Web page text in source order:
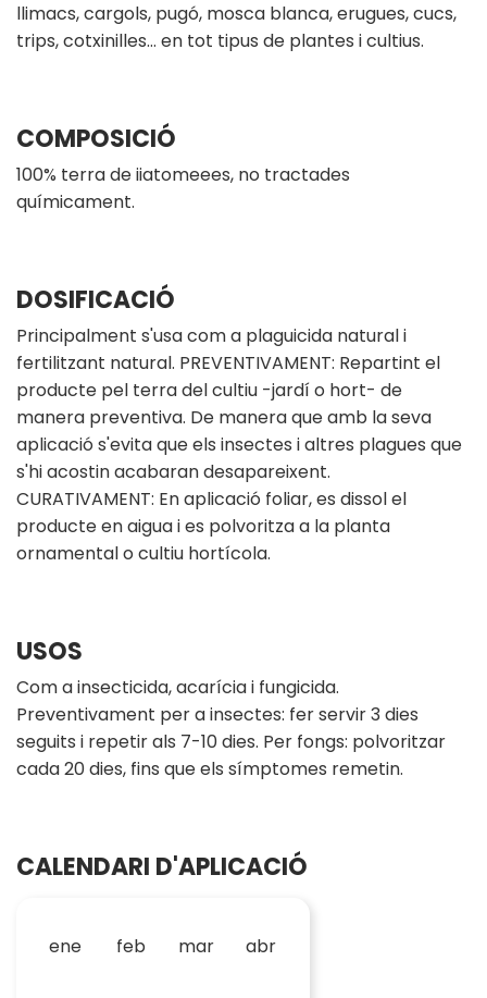
llimacs, cargols, pugó, mosca blanca, erugues, cucs,
trips, cotxinilles… en tot tipus de plantes i cultius.
COMPOSICIÓ
100% terra de iiatomeees, no tractades
químicament.
DOSIFICACIÓ
Principalment s'usa com a plaguicida natural i
fertilitzant natural. PREVENTIVAMENT: Repartint el
producte pel terra del cultiu -jardí o hort- de
manera preventiva. De manera que amb la seva
aplicació s'evita que els insectes i altres plagues que
s'hi acostin acabaran desapareixent.
CURATIVAMENT: En aplicació foliar, es dissol el
producte en aigua i es polvoritza a la planta
ornamental o cultiu hortícola.
USOS
Com a insecticida, acarícia i fungicida.
Preventivament per a insectes: fer servir 3 dies
seguits i repetir als 7-10 dies. Per fongs: polvoritzar
cada 20 dies, fins que els símptomes remetin.
CALENDARI D'APLICACIÓ
ene feb mar abr